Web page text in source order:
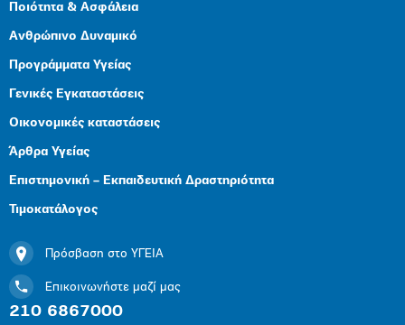
Ποιότητα & Ασφάλεια
Ανθρώπινο Δυναμικό
Προγράμματα Υγείας
Γενικές Εγκαταστάσεις
Οικονομικές καταστάσεις
Άρθρα Υγείας
Επιστημονική – Εκπαιδευτική Δραστηριότητα
Τιμοκατάλογος
Πρόσβαση στο ΥΓΕΙΑ
Επικοινωνήστε μαζί μας
210 6867000